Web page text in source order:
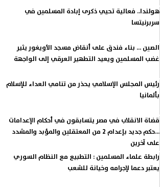
هولندا.. فعالية تحيي ذكرى إبادة المسلمين في
سربرنيتسا
الصين ... بناء فندق على أنقاض مسجد الأويغور يثير
غضب المسلمين ويعيد التطهير العرقي إلى الواجهة
رئيس المجلس الإسلامي يحذر من تنامي العداء للإسلام
بألمانيا
قضاة الانقلاب في مصر يتسابقون في أحكام الإعدامات
...حكم جديد بإعدام 2 من المعتقلين والمؤبد والمشدد
على آخرين
رابطة علماء المسلمين : التطبيع مع النظام السوري
يعتبر دعما لإجرامه وخيانة للشعب